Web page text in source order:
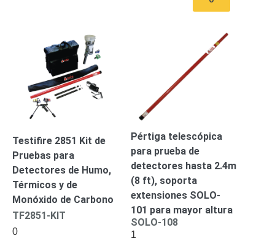
Accesorios Mobiliario
de
ApoyoPantallas
/
Monitores
Seguridad
Contra
Descargas
Coaxial Corriente
Alterna Corriente
DirectaRedes
Servidores
Testifire 2851 Kit de
Pruebas para
Detectores de Humo,
Térmicos y de
Monóxido de Carbono
TF2851-KIT
0
Pértiga telescópica
para prueba de
detectores hasta 2.4m
(8 ft), soporta
extensiones SOLO-
101 para mayor altura
SOLO-108
1